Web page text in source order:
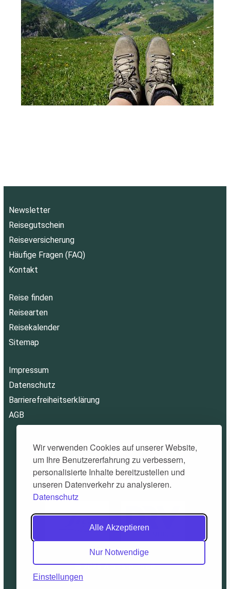
Wir verwenden Cookies auf unserer Website,
um Ihre Benutzererfahrung zu verbessern,
personalisierte Inhalte bereitzustellen und
unseren Datenverkehr zu analysieren.
Datenschutz
Alle Akzeptieren
Nur Notwendige
Einstellungen
Newsletter
Reisegutschein
Reiseversicherung
Häufige Fragen (FAQ)
Kontakt
Reise finden
Reisearten
Reisekalender
Sitemap
Impressum
Datenschutz
Barrierefreiheitserklärung
AGB
© 2026 Alpinatours.de